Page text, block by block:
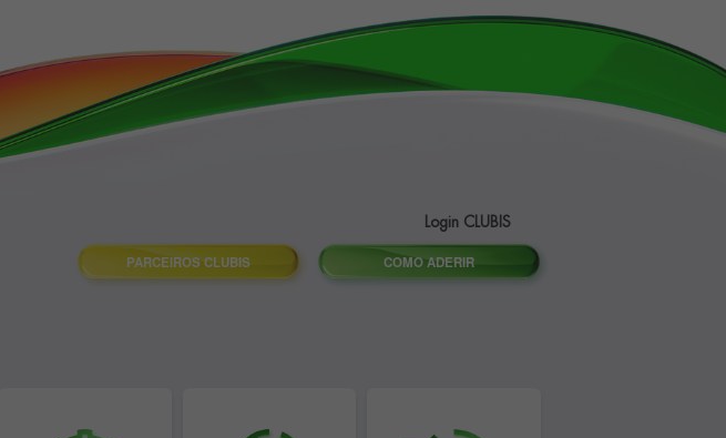
Login CLUBIS
PARCEIROS CLUBIS COMO ADERIR